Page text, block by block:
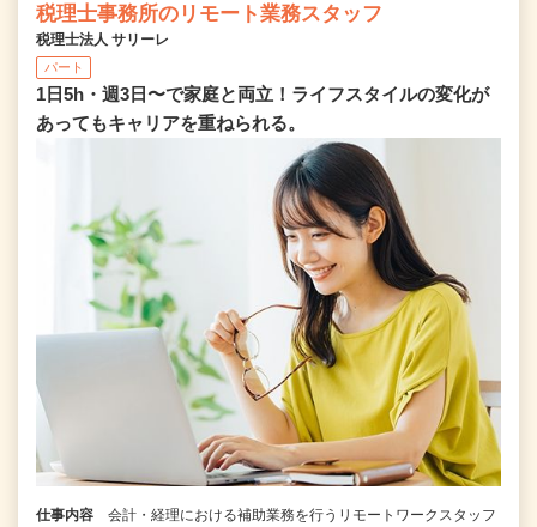
税理士事務所のリモート業務スタッフ
税理士法人 サリーレ
パート
1日5h・週3日〜で家庭と両立！ライフスタイルの変化が
あってもキャリアを重ねられる。
仕事内容
会計・経理における補助業務を行うリモートワークスタッフ